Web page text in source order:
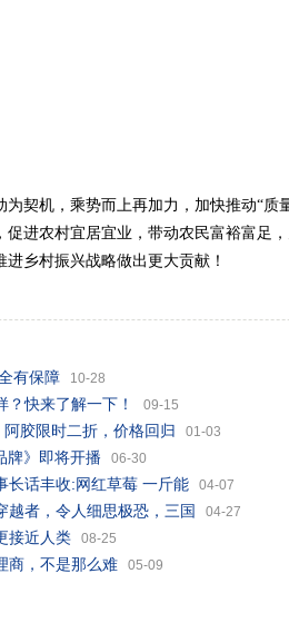
为契机，乘势而上再加力，加快推动“质
促进农村宜居宜业，带动农民富裕富足
乡村振兴战略做出更大贡献！
有保障
10-28
快来了解一下！
09-15
阿胶限时二折，价格回归
01-03
牌》即将开播
06-30
长话丰收:网红草莓 一斤能
04-07
越者，令人细思极恐，三国
04-27
接近人类
08-25
商，不是那么难 05-09